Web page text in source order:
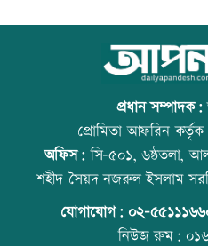
শেখ
শিশু
ফ্রি
আজ
জুড়ে
প্রধান সম্পাদক:
প্রোমিতা আফরিন কর্তৃক
অফিস:সি-৫০১, ৬ষ্ঠতলা,
শহীদ সৈয়দ নজরুল ইসলাম
যোগাযোগ: ০২-
নিউজ রুম: